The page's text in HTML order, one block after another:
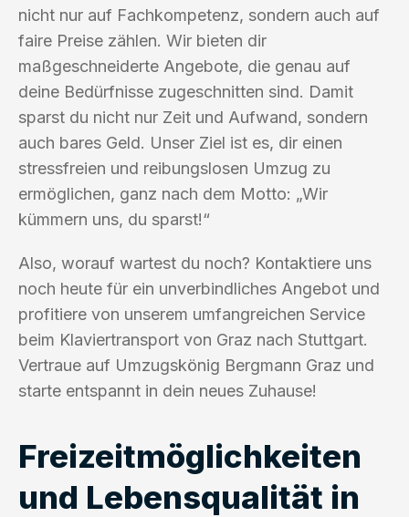
nicht nur auf Fachkompetenz, sondern auch auf
faire Preise zählen. Wir bieten dir
maßgeschneiderte Angebote, die genau auf
deine Bedürfnisse zugeschnitten sind. Damit
sparst du nicht nur Zeit und Aufwand, sondern
auch bares Geld. Unser Ziel ist es, dir einen
stressfreien und reibungslosen Umzug zu
ermöglichen, ganz nach dem Motto: „Wir
kümmern uns, du sparst!“
Also, worauf wartest du noch? Kontaktiere uns
noch heute für ein unverbindliches Angebot und
profitiere von unserem umfangreichen Service
beim Klaviertransport von Graz nach Stuttgart.
Vertraue auf Umzugskönig Bergmann Graz und
starte entspannt in dein neues Zuhause!
Freizeitmöglichkeiten
und Lebensqualität in